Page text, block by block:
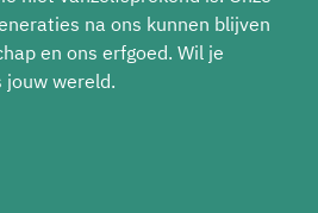
na ons kunnen blijven
en ons erfgoed. Wil je
jouw wereld.